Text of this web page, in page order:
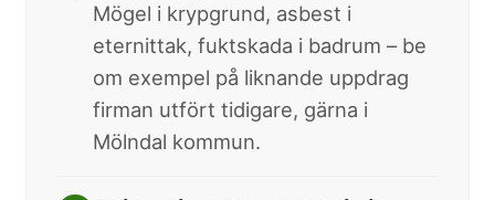
Mögel i krypgrund, asbest i
eternittak, fuktskada i badrum – be
om exempel på liknande uppdrag
firman utfört tidigare, gärna i
Mölndal kommun.